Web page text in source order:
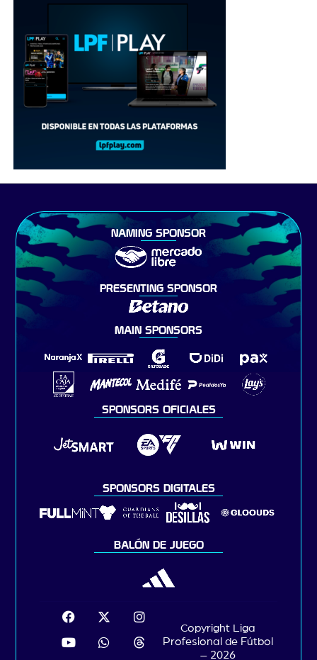
NAMING SPONSOR
PRESENTING SPONSOR
MAIN SPONSORS
SPONSORS OFICIALES
SPONSORS DIGITALES
BALÓN DE JUEGO
Copyright Liga
Profesional de Fútbol
– 2026